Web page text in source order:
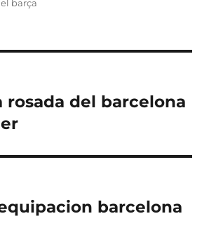
barça
rosada del barcelona
barcelona